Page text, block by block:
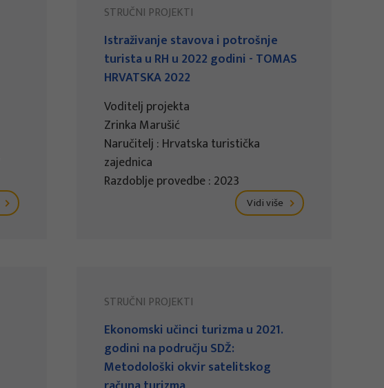
STRUČNI PROJEKTI
Istraživanje stavova i potrošnje
turista u RH u 2022 godini - TOMAS
HRVATSKA 2022
Voditelj projekta
Zrinka Marušić
Naručitelj : Hrvatska turistička
zajednica
Razdoblje provedbe : 2023
Vidi više
STRUČNI PROJEKTI
Ekonomski učinci turizma u 2021.
godini na području SDŽ:
Metodološki okvir satelitskog